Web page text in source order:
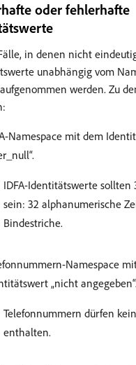
oder fehlerhafte
in denen nicht
unabhängig vom
werden. Zu
Namespace mit dem
IDFA-Identitätswerte sollten
sein: 32 alphanumerische
Bindestriche.
Namespace
„nicht angegeben“.
Telefonnummern dürfen
enthalten.